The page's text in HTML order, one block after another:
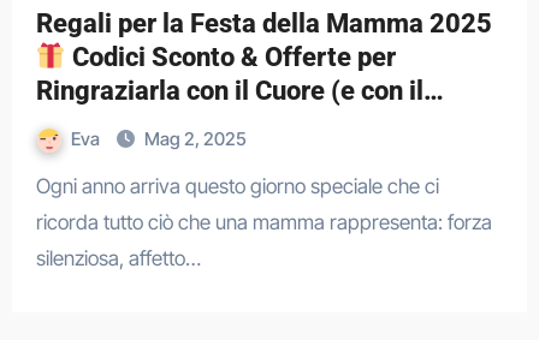
Regali per la Festa della Mamma 2025
Codici Sconto & Offerte per
Ringraziarla con il Cuore (e con il
Portafoglio)
Eva Mag 2, 2025
Ogni anno arriva questo giorno speciale che ci
ricorda tutto ciò che una mamma rappresenta: forza
silenziosa, affetto…